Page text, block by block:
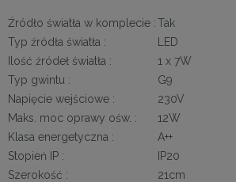
Źródło światła w komplecie :Tak
Typ źródła światła :
LED
Ilość źródeł światła :
1 x 7W
Typ gwintu :
G9
Napięcie wejściowe :
230V
Maks. moc oprawy ośw. :
12W
Klasa energetyczna :
A++
Stopień IP :
IP20
Szerokość :
21cm